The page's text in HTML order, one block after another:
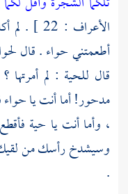
الأعراف :
أطعمتنيحواء. قال
قال للحية : لم
مدحور! أما أنت ياحواء
، وأما أنت يا حية
وسيشدخ رأسك من
.